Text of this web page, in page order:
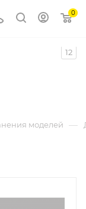
0
12
моделей —